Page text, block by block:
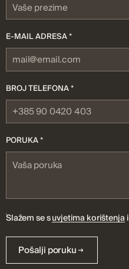
E-MAIL ADRESA *
BROJ TELEFONA *
PORUKA *
Slažem se suvjetima korištenjai
Pošalji poruku